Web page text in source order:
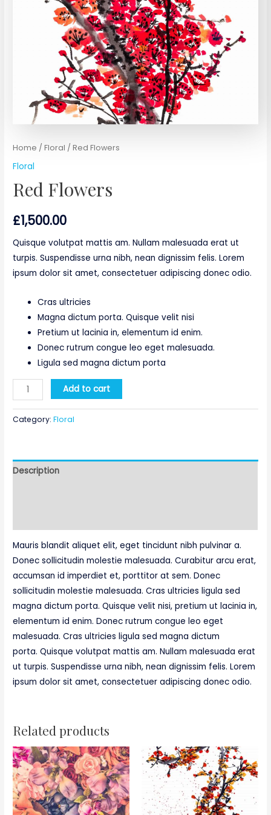
Home /Floral / Red Flowers
Floral
Red Flowers
£1,500.00
Quisque volutpat mattis am. Nullam malesuada erat ut
turpis. Suspendisse urna nibh, nean dignissim felis. Lorem
ipsum dolor sit amet, consectetuer adipiscing donec odio.
Cras ultricies
Magna dictum porta. Quisque velit nisi
Pretium ut lacinia in, elementum id enim.
Donec rutrum congue leo eget malesuada.
Ligula sed magna dictum porta
Red
Flowers
quantity
Add to cart
Category:Floral
Description
Mauris blandit aliquet elit, eget tincidunt nibh pulvinar a.
Donec sollicitudin molestie malesuada. Curabitur arcu erat,
accumsan id imperdiet et, porttitor at sem. Donec
sollicitudin molestie malesuada. Cras ultricies ligula sed
magna dictum porta. Quisque velit nisi, pretium ut lacinia in,
elementum id enim. Donec rutrum congue leo eget
malesuada. Cras ultricies ligula sed magna dictum
porta. Quisque volutpat mattis am. Nullam malesuada erat
ut turpis. Suspendisse urna nibh, nean dignissim felis. Lorem
ipsum dolor sit amet, consectetuer adipiscing donec odio.
Related products